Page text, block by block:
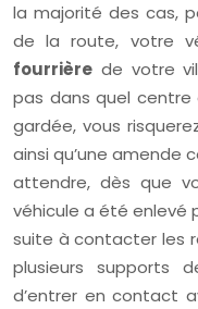
la majorité des cas,
de la route, votre
fourrière de votre
pas dans quel
gardée, vous
ainsi qu’une amende
attendre, dès que
véhicule a été enlevé
suite à contacter les
plusieurs supports
d’entrer en contact